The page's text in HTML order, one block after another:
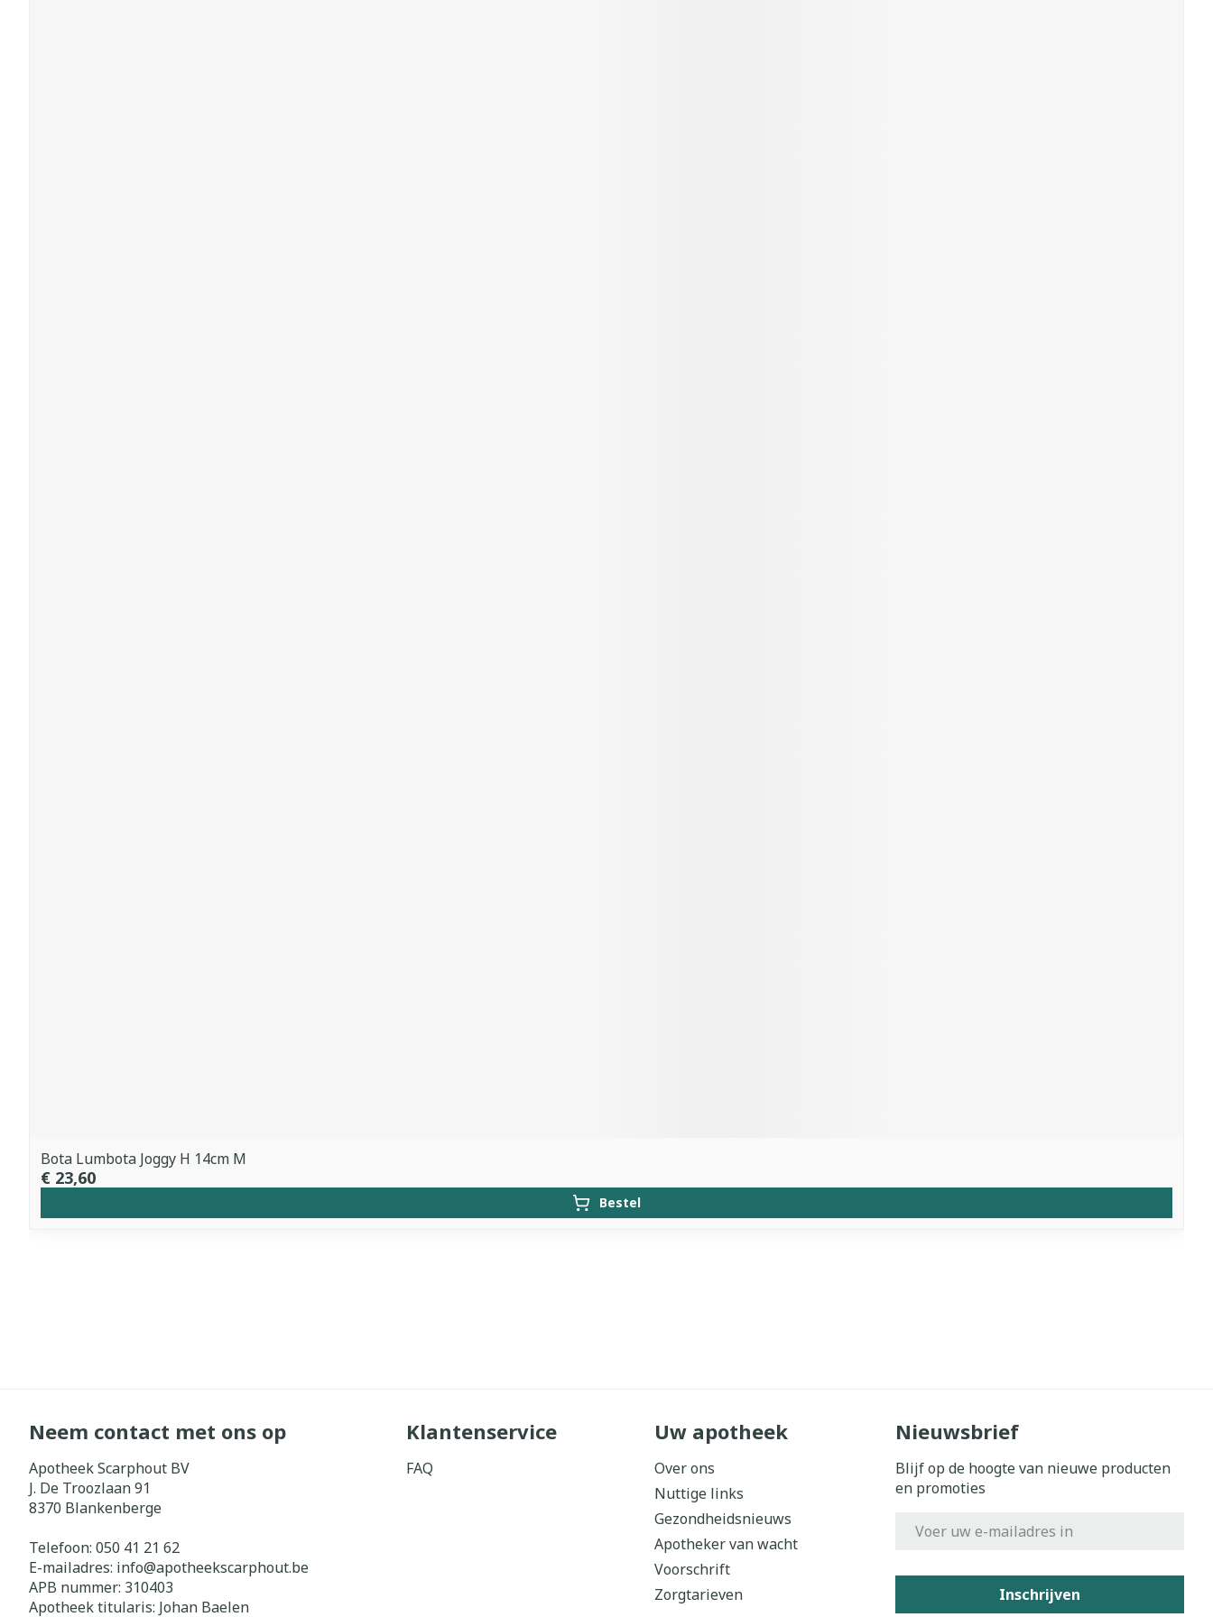
Bota Lumbota Joggy H 14cm M
€ 23,60
Bestel
Neem contact met ons op
Apotheek Scarphout BV
J. De Troozlaan 91
8370 Blankenberge
Telefoon: 050 41 21 62
E-mailadres: info@apotheekscarphout.be
APB nummer: 310403
Apotheek titularis: Johan Baelen
Klantenservice
FAQ
Uw apotheek
Over ons
Nuttige links
Gezondheidsnieuws
Apotheker van wacht
Voorschrift
Zorgtarieven
Nieuwsbrief
Blijf op de hoogte van nieuwe producten
en promoties
Inschrijven